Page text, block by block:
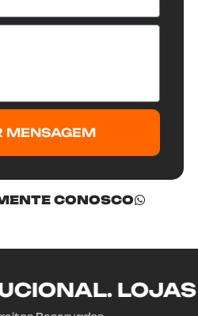
MENSAGEM
CONOSCO
LOJAS